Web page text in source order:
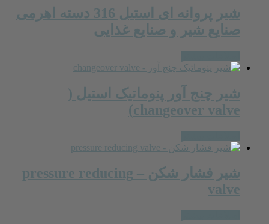
شیر پروانه ای استیل 316 دسته اهرمی
صنایع شیر و صنایع غذایی
شیر چنج آور پنوماتیک استیل (
changeover valve)
شیر فشار شکن – pressure reducing
valve